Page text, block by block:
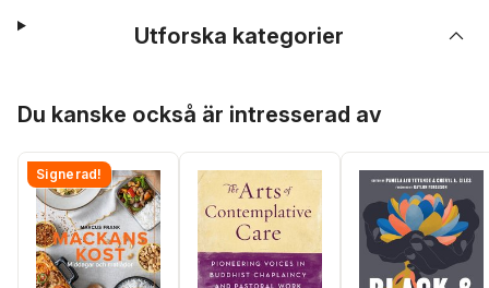
Utforska kategorier
Du kanske också är intresserad av
Signerad!